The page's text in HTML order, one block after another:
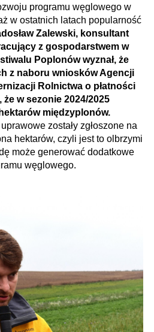
programu węglowego w
w ostatnich latach popularność
Zalewski, konsultant
z gospodarstwem w
Poplonów wyznał, że
z naboru wniosków Agencji
Rolnictwa o płatności
w sezonie 2024/2025
międzyplonów.
zostały zgłoszone na
hektarów, czyli jest to olbrzymi
może generować dodatkowe
węglowego.